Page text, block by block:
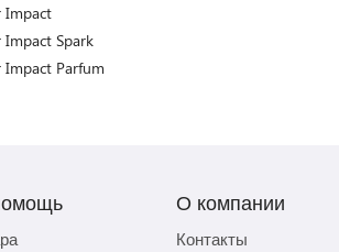
Impact
Spark
Parfum
О компании
Контакты